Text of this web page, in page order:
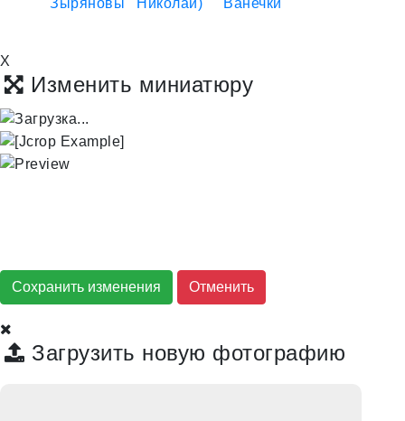
X
Изменить миниатюру
Сохранить изменения
Загрузить новую фотографию